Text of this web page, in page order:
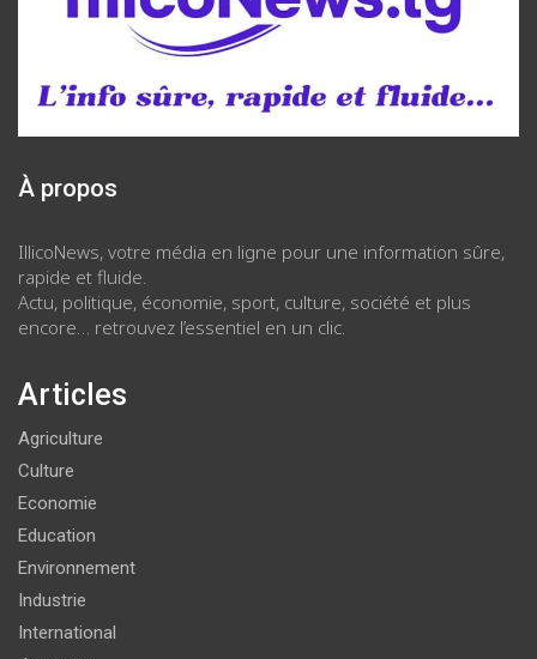
À propos
IllicoNews, votre média en ligne pour une information sûre,
rapide et fluide.
Actu, politique, économie, sport, culture, société et plus
encore… retrouvez l’essentiel en un clic.
Articles
Agriculture
Culture
Economie
Education
Environnement
Industrie
International